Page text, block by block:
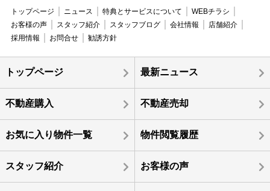
トップページ ニュース 特典とサービスについて
WEBチラシ
お客様の声
スタッフ紹介 スタッフブログ 会社情報
店舗紹介
採用情報
お問合せ 勧誘方針
トップページ 最新ニュース
不動産購入 不動産売却
お気に入り物件一覧 物件閲覧履歴
スタッフ紹介 お客様の声